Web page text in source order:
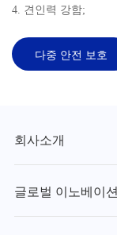
4. 견인력 강함;
다중 안전 보호
회사소개
글로벌 이노베이션